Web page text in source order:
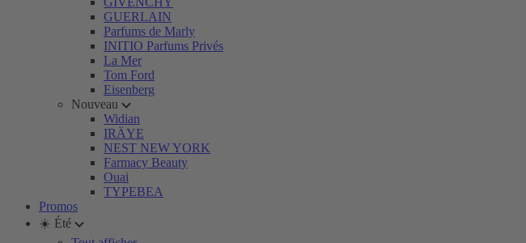
GUERLAIN
Parfums de Marly
INITIO Parfums Privés
La Mer
Tom Ford
Eisenberg
Nouveau
Widian
IRÄYE
NEST NEW YORK
Farmacy Beauty
Ouai
TYPEBEA
Promos
☀️ Été